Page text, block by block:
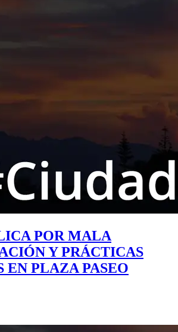
POR MALA
Y PRÁCTICAS
EN PLAZA PASEO